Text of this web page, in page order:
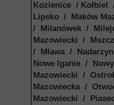
Kozienice /
Lipsko / Maków
/ Milanówek /
Mazowiecki /
/ Mława /
Nowe Iganie /
Mazowiecki /
Mazowiecka /
Mazowiecki /